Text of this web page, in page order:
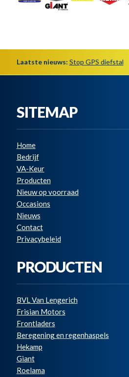
Laatste nieuws: Stop GPS diefstal
SITEMAP
Home
Bedrijf
VA-Keur
Producten
Nieuw op voorraad
Occasions
Nieuws
Contact
Privacybeleid
PRODUCTEN
BVL Van Lengerich
Frisian Motors
Frontladers
Beregening en regenhaspels
Hekamp
Giant
Roelama